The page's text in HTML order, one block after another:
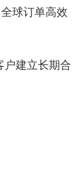
球订单高效
户建立长期合